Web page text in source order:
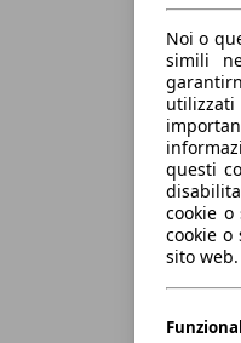
Noi o
simili
questi
cookie
cookie
sito web.